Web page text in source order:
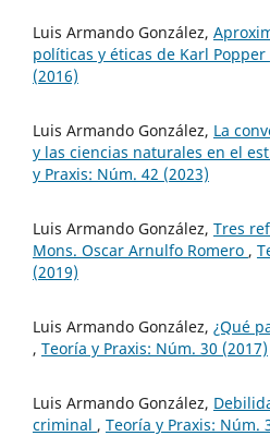
Luis Armando González,
políticas y éticas de Karl Popper
(2016)
Luis Armando González, La
y las ciencias naturales en el
y Praxis: Núm. 42 (2023)
Luis Armando González, Tres
Mons. Oscar Arnulfo Romero ,
(2019)
Luis Armando González, ¿Qué
, Teoría y Praxis: Núm. 30 (2017)
Luis Armando González,
criminal , Teoría y Praxis: Núm.